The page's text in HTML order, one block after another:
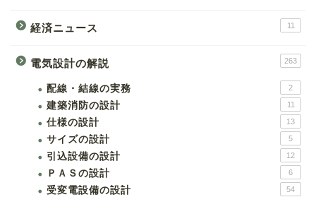
経済ニュース 11
電気設計の解説 263
配線・結線の実務 2
建築消防の設計 11
仕様の設計 13
サイズの設計 5
引込設備の設計 12
ＰＡＳの設計 6
受変電設備の設計 54